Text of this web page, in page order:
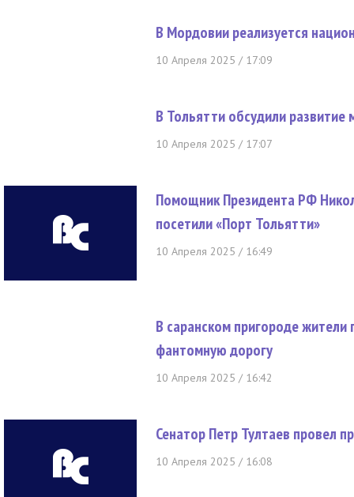
В Мордовии реализуется
10 Апреля 2025 / 17:09
В Тольятти обсудили
10 Апреля 2025 / 17:07
Помощник Президента РФ
посетили «Порт Тольятти»
10 Апреля 2025 / 16:49
В саранском пригороде
фантомную дорогу
10 Апреля 2025 / 16:42
Сенатор Петр Тултаев провел
10 Апреля 2025 / 16:08